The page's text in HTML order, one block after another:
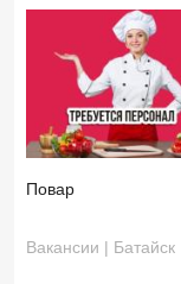
Повар
Вакансии | Батайск